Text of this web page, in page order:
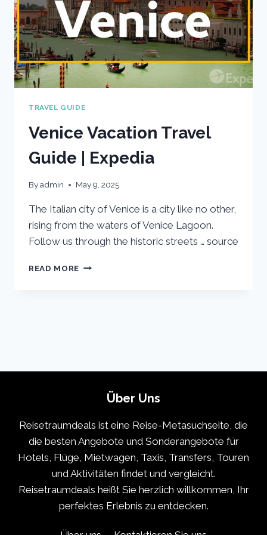
TRAVEL GUIDE
Venice Vacation Travel
Guide | Expedia
Byadmin May 9, 2025
The Italian city of Venice is a city like no other,
rising from the waters of Venice Lagoon.
Follow us through the historic streets … source
READ MORE VENICE
Über Uns
Reisetraumdeals ist eine Reise-Metasuchseite, die
die besten Angebote und Sonderangebote für
Hotels, Flüge, Mietwagen, Taxis, Transfers, Touren
und Aktivitäten findet und vergleicht.
Reisetraumdeals heißt Sie herzlich willkommen, Ihr
perfektes Erlebnis zu entdecken.